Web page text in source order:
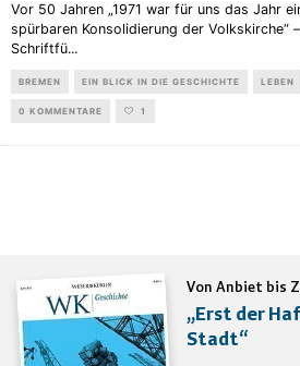
Vor 50 Jahren „1971 war für uns das Jahr
spürbaren Konsolidierung der Volkskirche“
Schriftfü...
BREMEN EIN BLICK IN DIE GESCHICHTE LEBEN
0 KOMMENTARE 1
Von Anbiet bis
„Erst der
Stadt“